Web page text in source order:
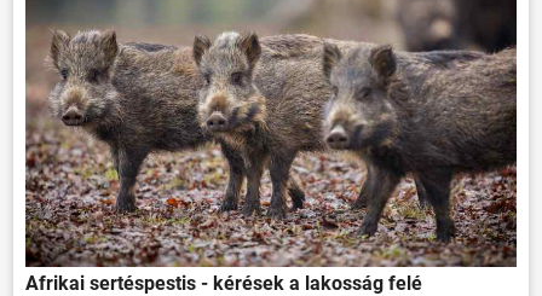
Afrikai sertéspestis - kérések a lakosság felé